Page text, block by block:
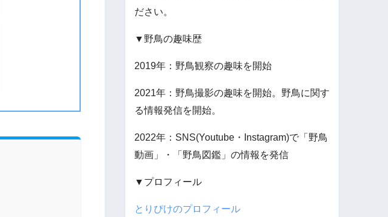
ださい。
▼野鳥の趣味歴
2019年：野鳥観察の趣味を開始
2021年：野鳥撮影の趣味を開始。野鳥に関す
る情報発信を開始。
2022年：SNS(Youtube・Instagram)で「野鳥
動画」・「野鳥図鑑」の情報を発信
▼プロフィール
とりぴけのプロフィール